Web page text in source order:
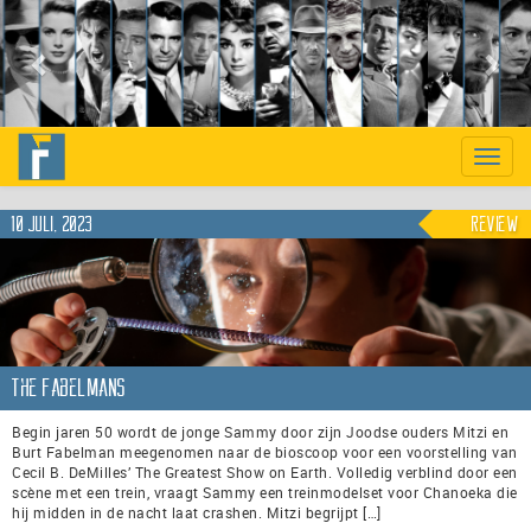
Previous
Toggle
10 juli, 2023 Review
The Fabelmans
Begin jaren 50 wordt de jonge Sammy door zijn Joodse ouders Mitzi en
Burt Fabelman meegenomen naar de bioscoop voor een voorstelling van
Cecil B. DeMilles’ The Greatest Show on Earth. Volledig verblind door een
scène met een trein, vraagt Sammy een treinmodelset voor Chanoeka die
hij midden in de nacht laat crashen. Mitzi begrijpt […]